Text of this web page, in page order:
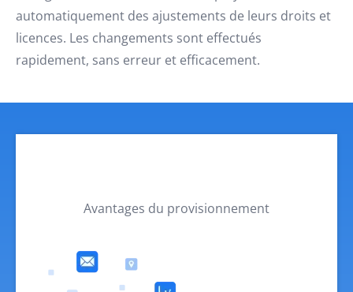
automatiquement des ajustements de leurs droits et
licences. Les changements sont effectués
rapidement, sans erreur et efficacement.
Avantages du provisionnement